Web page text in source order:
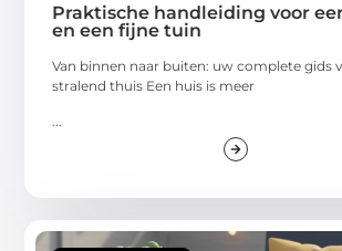
Praktische handleiding voor
en een fijne tuin
Van binnen naar buiten: uw complete gids
stralend thuis Een huis is meer
...